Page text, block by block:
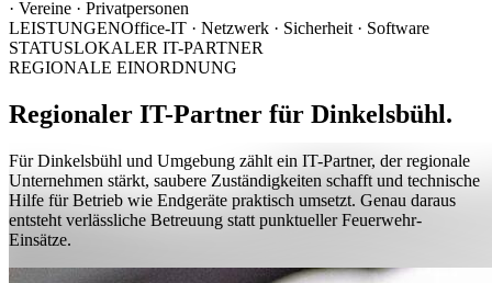
· Vereine · Privatpersonen
LEISTUNGENOffice-IT · Netzwerk · Sicherheit · Software
STATUSLOKALER IT-PARTNER
REGIONALE EINORDNUNG
Regionaler IT-Partner für Dinkelsbühl.
Für Dinkelsbühl und Umgebung zählt ein IT-Partner, der regionale
Unternehmen stärkt, saubere Zuständigkeiten schafft und technische
Hilfe für Betrieb wie Endgeräte praktisch umsetzt. Genau daraus
entsteht verlässliche Betreuung statt punktueller Feuerwehr-
Einsätze.